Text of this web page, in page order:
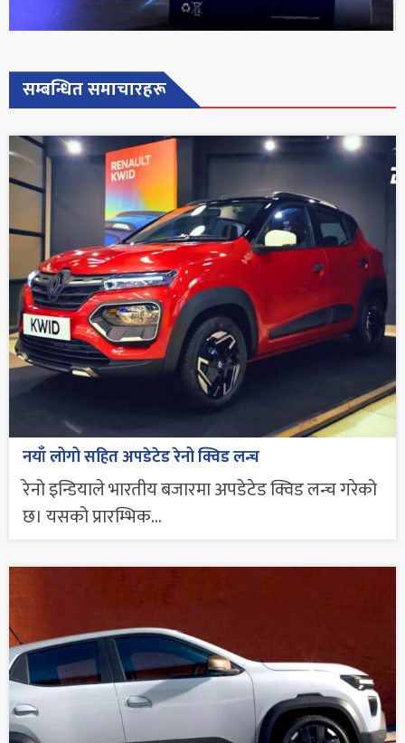
सम्बन्धित समाचारहरू
नयाँ लोगो सहित अपडेटेड रेनो क्विड लन्च
रेनो इन्डियाले भारतीय बजारमा अपडेटेड क्विड लन्च गरेको
छ। यसको प्रारम्भिक...